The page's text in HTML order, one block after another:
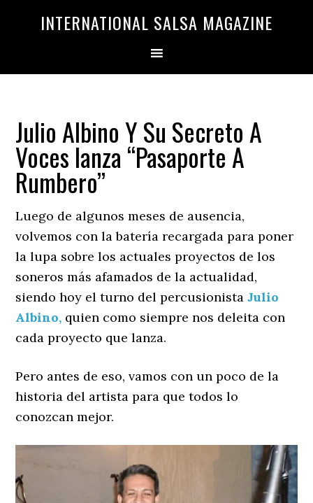
INTERNATIONAL SALSA MAGAZINE
Julio Albino Y Su Secreto A
Voces lanza ‘‘Pasaporte A
Rumbero’’
Luego de algunos meses de ausencia,
volvemos con la batería recargada para poner
la lupa sobre los actuales proyectos de los
soneros más afamados de la actualidad,
siendo hoy el turno del percusionistaJulio
Albino, quien como siempre nos deleita con
cada proyecto que lanza.
Pero antes de eso, vamos con un poco de la
historia del artista para que todos lo
conozcan mejor.